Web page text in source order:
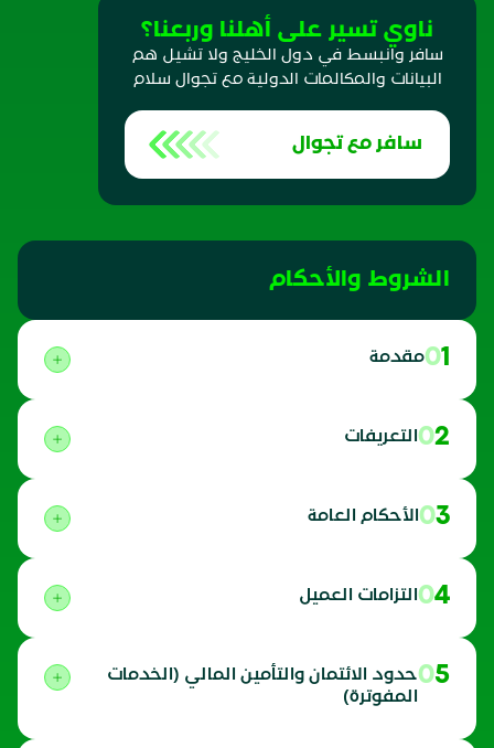
ناوي تسير على أهلنا وربعنا؟
سافر وانبسط في دول الخليج ولا تشيل هم
البيانات والمكالمات الدولية مع تجوال سلام
سافر مع تجوال
الشروط والأحكام
01 مقدمة
02 التعريفات
03 الأحكام العامة
04 التزامات العميل
05
حدود الائتمان والتأمين المالي (الخدمات
المفوترة)